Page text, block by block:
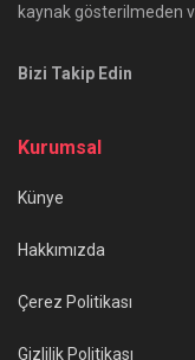
kaynak gösterilmeden
Bizi Takip Edin
Kurumsal
Künye
Hakkımızda
Çerez Politikası
Gizlilik Politikası